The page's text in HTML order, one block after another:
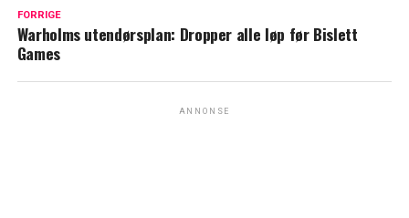
FORRIGE
Warholms utendørsplan: Dropper alle løp før Bislett
Games
ANNONSE